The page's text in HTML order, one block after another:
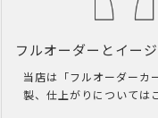
フルオーダーとイー
当店は「フルオーダーカ
製、仕上がりについては